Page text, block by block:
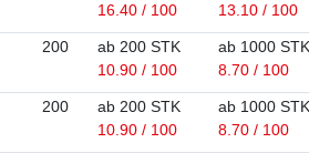
16.40 / 100
13.10 / 100
200
ab 200 STK
10.90 / 100
ab 1000 STK
8.70 / 100
200
ab 200 STK
10.90 / 100
ab 1000 STK
8.70 / 100